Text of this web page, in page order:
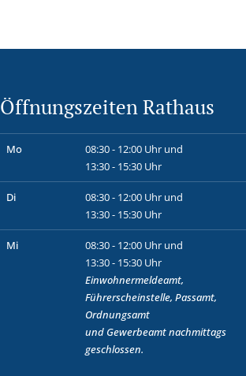
Öffnungszeiten Rathaus
Mo
08:30 - 12:00 Uhr und
13:30 - 15:30 Uhr
Di
08:30 - 12:00 Uhr und
13:30 - 15:30 Uhr
Mi
08:30 - 12:00 Uhr und
13:30 - 15:30 Uhr
Einwohnermeldeamt,
Führerscheinstelle, Passamt,
Ordnungsamt
und Gewerbeamtnachmittags
geschlossen.